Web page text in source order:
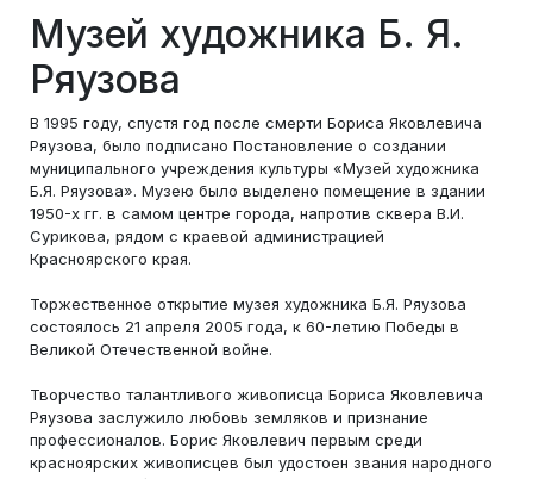
Музей художника Б. Я.
Ряузова
В 1995 году, спустя год после смерти Бориса Яковлевича
Ряузова, было подписано Постановление о создании
муниципального учреждения культуры «Музей художника
Б.Я. Ряузова». Музею было выделено помещение в здании
1950-х гг. в самом центре города, напротив сквера В.И.
Сурикова, рядом с краевой администрацией
Красноярского края.
Торжественное открытие музея художника Б.Я. Ряузова
состоялось 21 апреля 2005 года, к 60-летию Победы в
Великой Отечественной войне.
Творчество талантливого живописца Бориса Яковлевича
Ряузова заслужило любовь земляков и признание
профессионалов. Борис Яковлевич первым среди
красноярских живописцев был удостоен звания народного